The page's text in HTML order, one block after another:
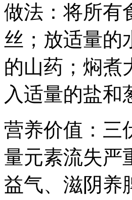
做法：将所有
丝；放适量的
的山药；焖煮
入适量的盐和
营养价值：三
量元素流失严
益气、滋阴养